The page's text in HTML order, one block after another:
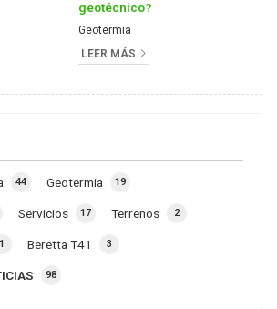
98
44 Geotermia 19
Servicios 17 Terrenos 2
1 Beretta T41 3
geotécnico?
Geotermia
LEER MÁS